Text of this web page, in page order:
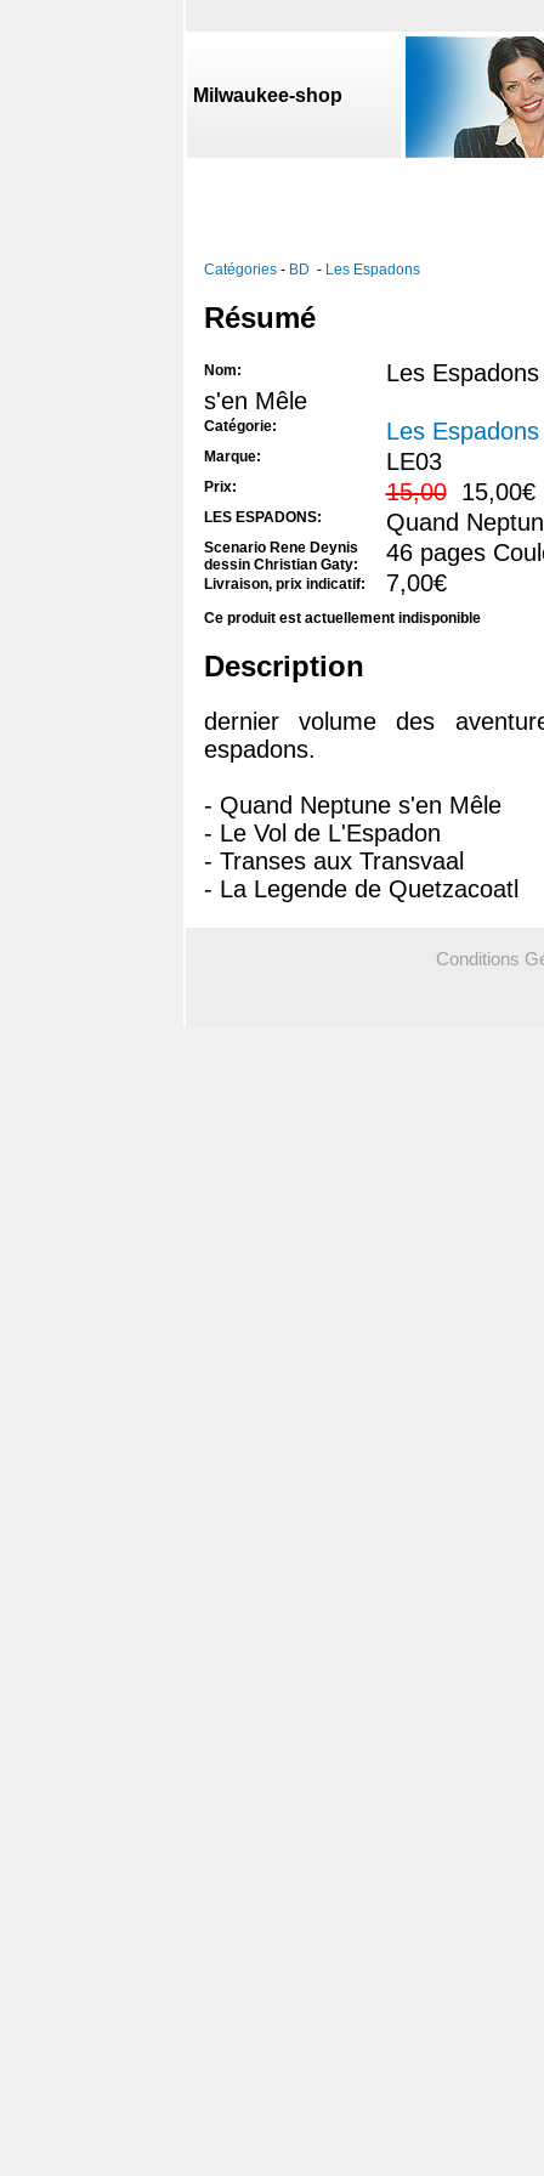
Milwaukee-shop
Catégories- BD - Les Espadons
Résumé
Nom:
Les
s'en Mêle
Catégorie: Les Espadons
Marque: LE03
Prix: 15,0015,00€
LES ESPADONS: Quand
Scenario Rene Deynis
dessin Christian Gaty:
46 pages
Livraison, prix indicatif: 7,00€
Ce produit est actuellement indisponible
Description
dernier volume des
espadons.
- Quand Neptune s'en Mêle
- Le Vol de L'Espadon
- Transes aux Transvaal
- La Legende de Quetzacoatl
Conditions